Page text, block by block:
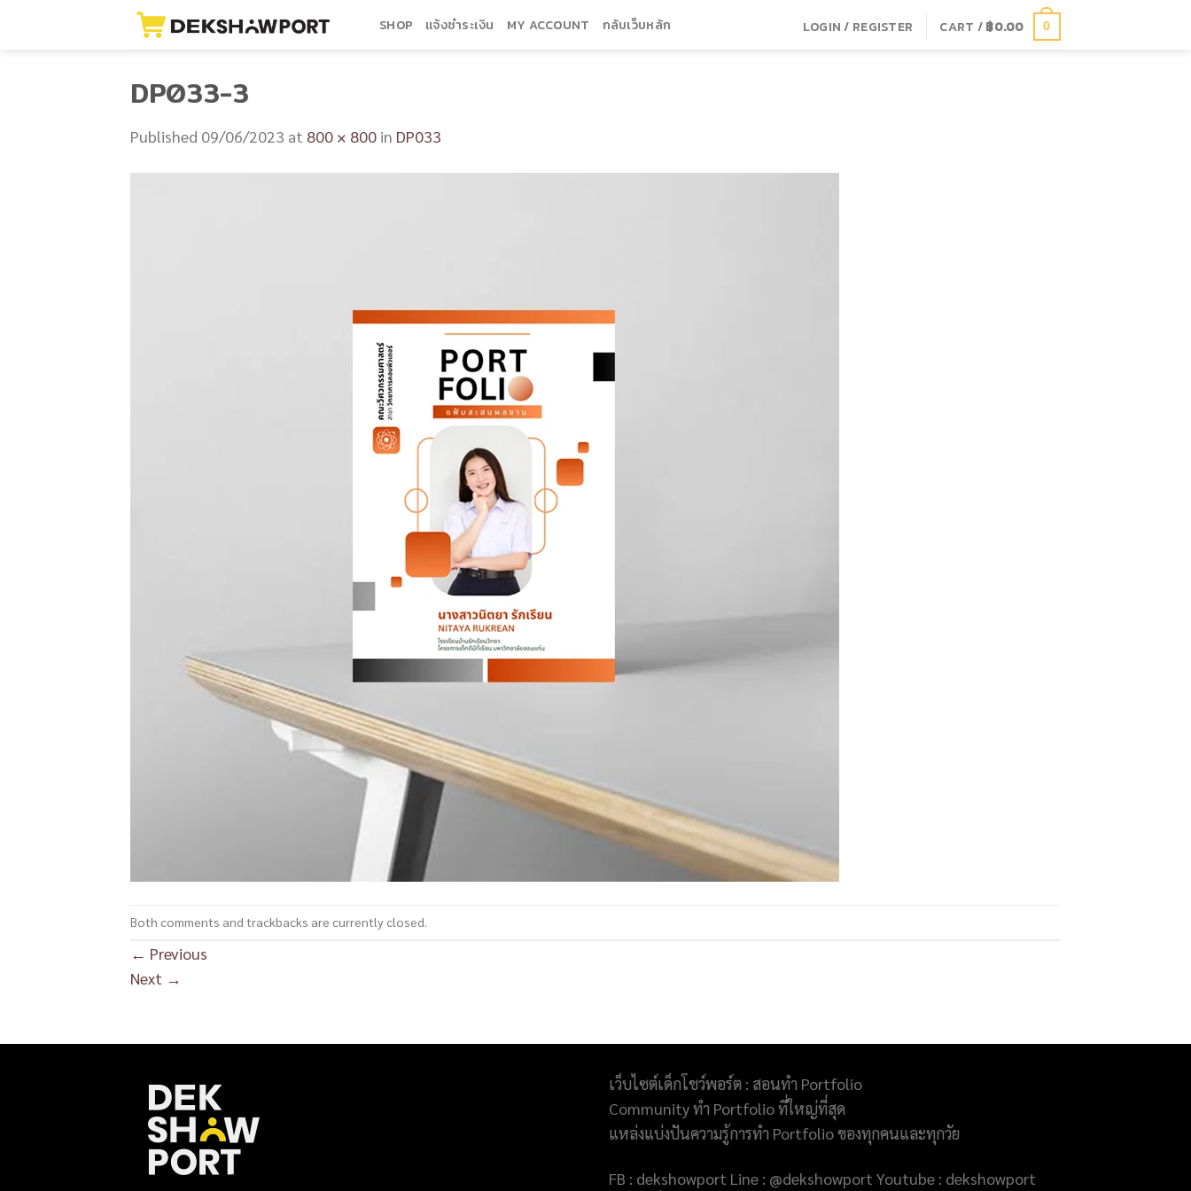
SHOP แจ้งชำระเงิน MY ACCOUNT กลับเว็บหลัก LOGIN / REGISTER CART /฿0.00 0
DP033-3
Published 09/06/2023 at 800 × 800 in DP033
Both comments and trackbacks are currently closed.
← Previous
Next →
เว็บไซต์เด็กโชว์พอร์ต : สอนทำ Portfolio
Community ทำ Portfolio ที่ใหญ่ที่สุด
แหล่งแบ่งปันความรู้การทำ Portfolio ของทุกคนและทุกวัย
FB : dekshowport Line : @dekshowport Youtube : dekshowport